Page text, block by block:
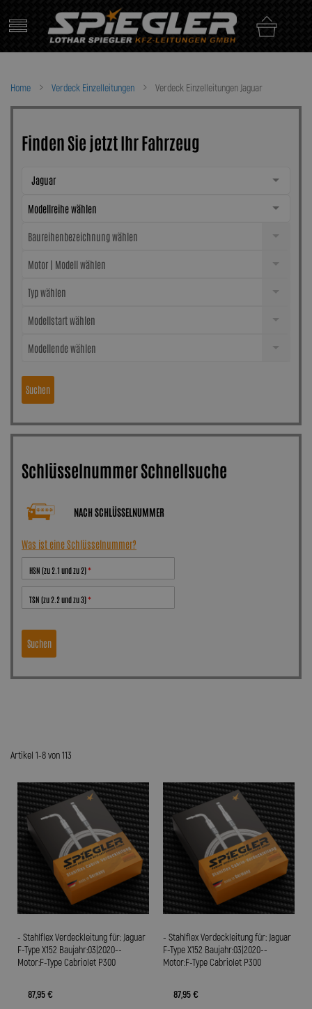
content
Home Verdeck Einzelleitungen Verdeck Einzelleitungen Jaguar
Finden Sie jetzt Ihr Fahrzeug
Jaguar
Modellreihe wählen
Baureihenbezeichnung wählen
Motor | Modell wählen
Typ wählen
Modellstart wählen
Modellende wählen
Suchen
Schlüsselnummer Schnellsuche
NACH SCHLÜSSELNUMMER
Was ist eine Schlüsselnummer?
HSN (zu 2.1 und zu 2)
TSN (zu 2.2 und zu 3)
Suchen
Artikel 1-8 von 113
- Stahlflex Verdeckleitung für: Jaguar
F-Type X152 Baujahr:03|2020--
Motor:F-Type Cabriolet P300
87,95 €
- Stahlflex Verdeckleitung für: Jaguar
F-Type X152 Baujahr:03|2020--
Motor:F-Type Cabriolet P300
87,95 €